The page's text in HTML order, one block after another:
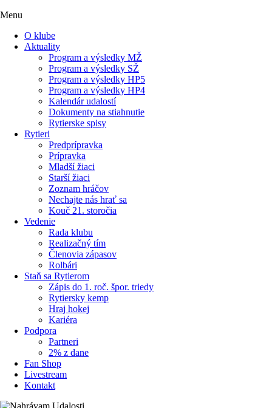
Menu
O klube
Aktuality
Program a výsledky MŽ
Program a výsledky SŽ
Program a výsledky HP5
Program a výsledky HP4
Kalendár udalostí
Dokumenty na stiahnutie
Rytierske spisy
Rytieri
Predprípravka
Prípravka
Mladší žiaci
Starší žiaci
Zoznam hráčov
Nechajte nás hrať sa
Kouč 21. storočia
Vedenie
Rada klubu
Realizačný tím
Členovia zápasov
Rolbári
Staň sa Rytierom
Zápis do 1. roč. špor. triedy
Rytiersky kemp
Hraj hokej
Kariéra
Podpora
Partneri
2% z dane
Fan Shop
Livestream
Kontakt